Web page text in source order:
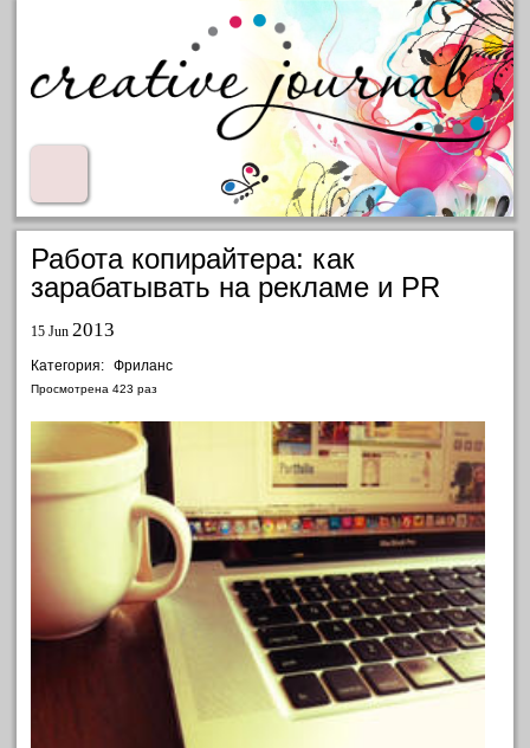
15 Jun2013
Работа копирайтера: как
зарабатывать на рекламе и PR
Категория: Фриланс
Просмотрена423 раз